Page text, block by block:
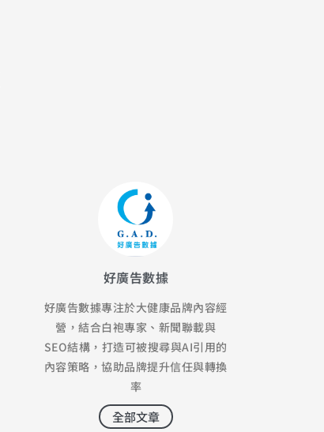
好廣告數據
好廣告數據專注於大健康品牌內容經
營，結合白袍專家、新聞聯載與
SEO結構，打造可被搜尋與AI引用的
內容策略，協助品牌提升信任與轉換
率
全部文章